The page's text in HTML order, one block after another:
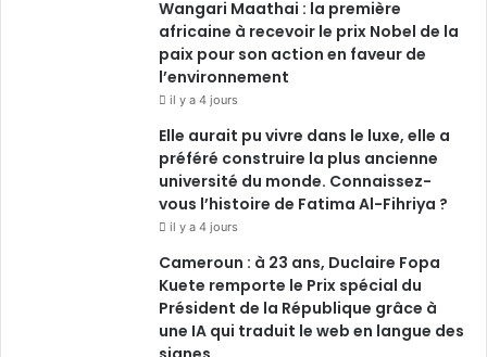
Wangari Maathai : la première
africaine à recevoir le prix Nobel de la
paix pour son action en faveur de
l’environnement
il y a 4 jours
Elle aurait pu vivre dans le luxe, elle a
préféré construire la plus ancienne
université du monde. Connaissez-
vous l’histoire de Fatima Al-Fihriya ?
il y a 4 jours
Cameroun : à 23 ans, Duclaire Fopa
Kuete remporte le Prix spécial du
Président de la République grâce à
une IA qui traduit le web en langue des